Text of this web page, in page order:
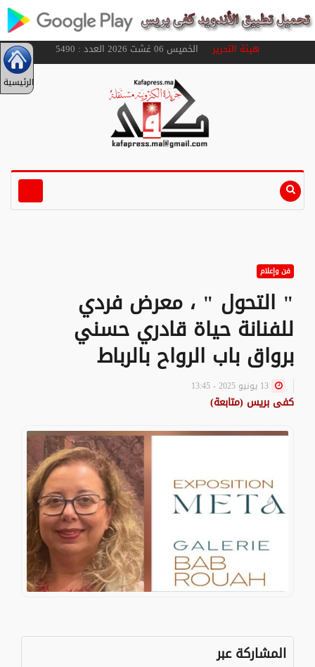
هيئة التحريرالخميس 06 غشت 2026 العدد : 5490
الرئيسية
فن وإعلام
" التحول " ، معرض فردي
للفنانة حياة قادري حسني
برواق باب الرواح بالرباط
كفى بريس (متابعة)
المشاركة عبر